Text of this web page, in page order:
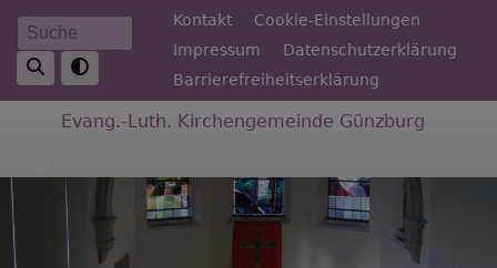
Direkt
zum
Inhalt
Suche Fußbereichsmenü
Kontakt
Cookie-Einstellungen
Impressum
Datenschutzerklärung
Barrierefreiheitserklärung
Evang.-Luth. Kirchengemeinde Günzburg